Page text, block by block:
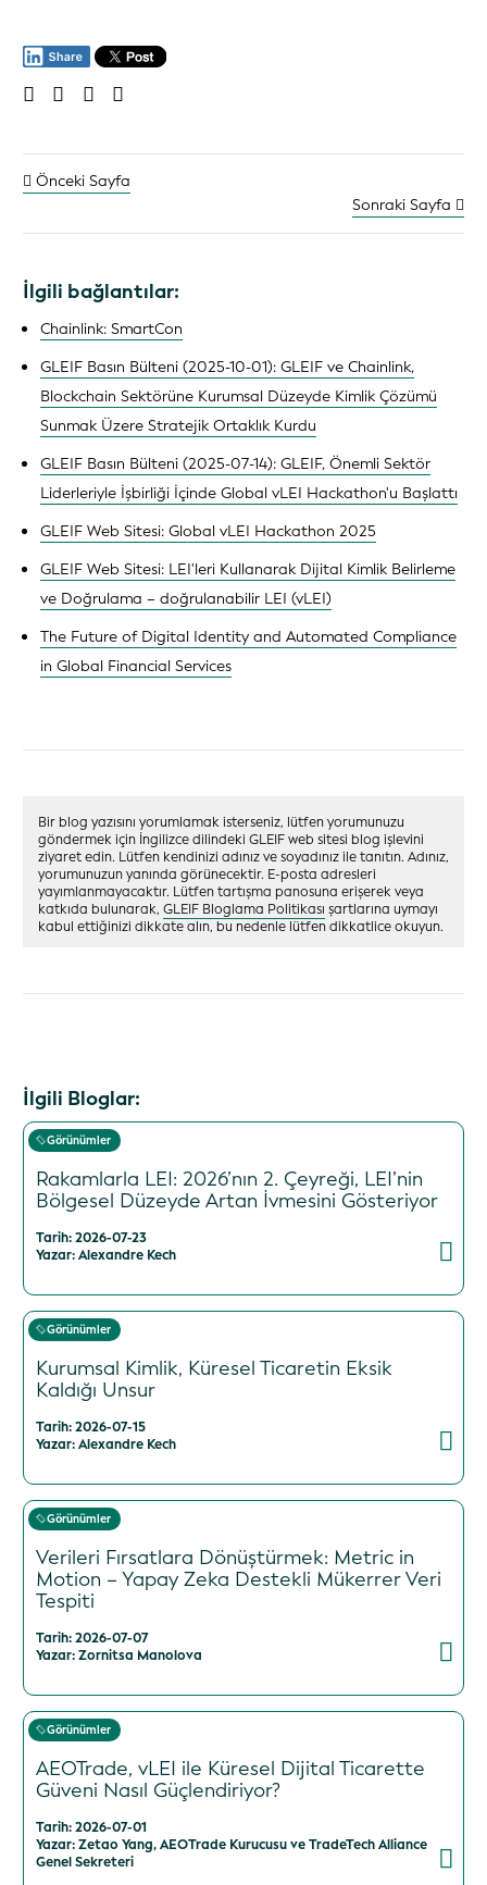
Önceki Sayfa
Sonraki Sayfa
İlgili bağlantılar:
Chainlink: SmartCon
GLEIF Basın Bülteni (2025-10-01): GLEIF ve Chainlink,
Blockchain Sektörüne Kurumsal Düzeyde Kimlik Çözümü
Sunmak Üzere Stratejik Ortaklık Kurdu
GLEIF Basın Bülteni (2025-07-14): GLEIF, Önemli Sektör
Liderleriyle İşbirliği İçinde Global vLEI Hackathon'u Başlattı
GLEIF Web Sitesi: Global vLEI Hackathon 2025
GLEIF Web Sitesi: LEI'leri Kullanarak Dijital Kimlik Belirleme
ve Doğrulama – doğrulanabilir LEI (vLEI)
The Future of Digital Identity and Automated Compliance
in Global Financial Services
Bir blog yazısını yorumlamak isterseniz, lütfen yorumunuzu
göndermek için İngilizce dilindeki GLEIF web sitesi blog işlevini
ziyaret edin. Lütfen kendinizi adınız ve soyadınız ile tanıtın. Adınız,
yorumunuzun yanında görünecektir. E-posta adresleri
yayımlanmayacaktır. Lütfen tartışma panosuna erişerek veya
katkıda bulunarak, GLEIF Bloglama Politikası şartlarına uymayı
kabul ettiğinizi dikkate alın, bu nedenle lütfen dikkatlice okuyun.
İlgili Bloglar:
Görünümler
Rakamlarla LEI: 2026’nın 2. Çeyreği, LEI’nin
Bölgesel Düzeyde Artan İvmesini Gösteriyor
Tarih: 2026-07-23
Yazar: Alexandre Kech
Görünümler
Kurumsal Kimlik, Küresel Ticaretin Eksik
Kaldığı Unsur
Tarih: 2026-07-15
Yazar: Alexandre Kech
Görünümler
Verileri Fırsatlara Dönüştürmek: Metric in
Motion – Yapay Zeka Destekli Mükerrer Veri
Tespiti
Tarih: 2026-07-07
Yazar: Zornitsa Manolova
Görünümler
AEOTrade, vLEI ile Küresel Dijital Ticarette
Güveni Nasıl Güçlendiriyor?
Tarih: 2026-07-01
Yazar: Zetao Yang, AEOTrade Kurucusu ve TradeTech Alliance
Genel Sekreteri